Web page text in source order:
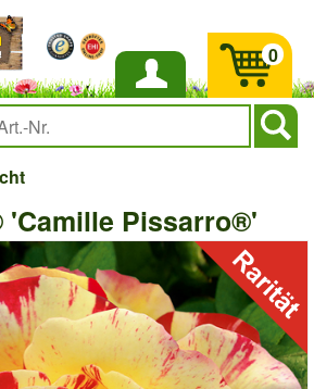
Anmelden
0
'Camille Pissarro®'